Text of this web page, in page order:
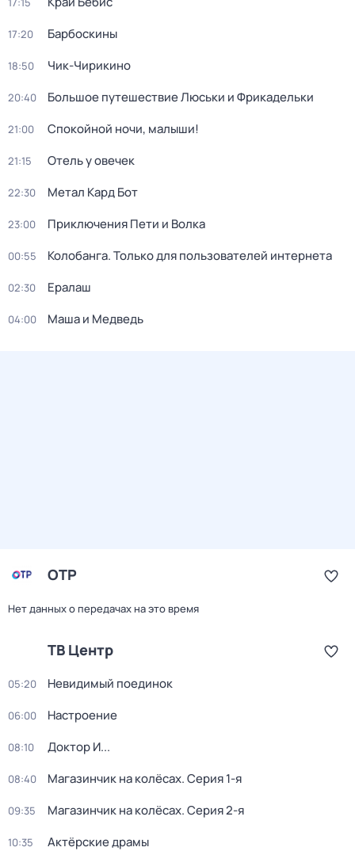
17:20 Барбоскины
18:50 Чик-Чирикино
20:40 Большое путешествие Люськи и Фрикадельки
21:00 Спокойной ночи, малыши!
21:15 Отель у овечек
22:30 Метал Кард Бот
23:00 Приключения Пети и Волка
00:55 Колобанга. Только для пользователей интернета
02:30 Ералаш
04:00 Маша и Медведь
ОТР
Нет данных о передачах на это время
ТВ Центр
05:20 Невидимый поединок
06:00 Настроение
08:10 Доктор И...
08:40 Магазинчик на колёсах. Серия 1-я
09:35 Магазинчик на колёсах. Серия 2-я
10:35 Актёрские драмы